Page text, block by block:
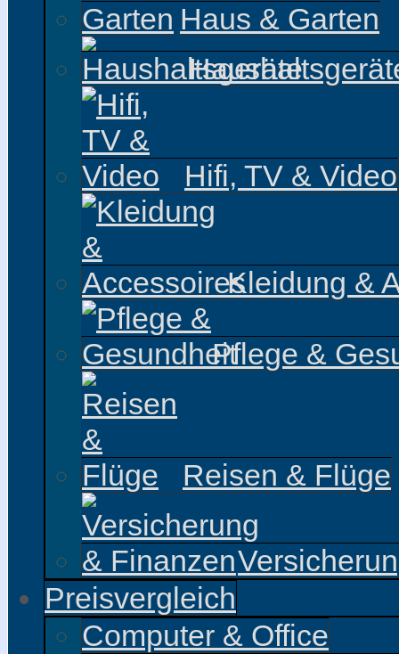
Haus & Garten
Hifi, TV & Video
Kleidung &
Pflege &
Reisen & Flüge
Preisvergleich
Computer & Office